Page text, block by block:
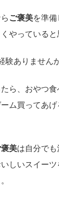
ご褒美を準
やっていると
験ありません
たら、おやつ
ム買ってあ
褒美は自分で
しいスイー